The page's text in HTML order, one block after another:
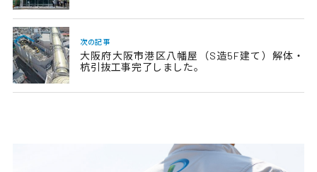
次の記事
大阪府大阪市港区八幡屋（S造5F建て）解体・
杭引抜工事完了しました。